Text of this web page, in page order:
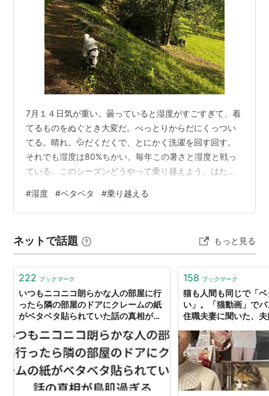
7月１４日気が重い。曇っていると湿度がすごすぎて、着
てるものをぬぐとき大変だ。べっとりからだにくっつい
てる。晴れ。💦だくだくで、とにかく洗濯を回す回す。
それでも湿度は80%ちかい。毎年この暑さと湿度と戦っ
ている。このシーズンどうやって乗り越えよう。はたと
手袋帽子冬と変わらならぬ装備にいら立つ。せめて、か
りっと乾いて遅れ、洗濯物
#湿度 #ベタベタ #乗り越える
ネットで話題 もっと見る
222 ブックマーク
いつもニコニコ朗らかな人の部屋に行
ったら隣の部屋のドアにクレームの紙
がベタベタ貼られていた話の真相が鳥
158 ブックマーク
猫も人間も同じで「
い」。「猫動画」で
住職夫妻に聞いた、